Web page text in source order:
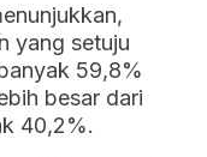
yang setuju
59,8%
besar dari
40,2%.